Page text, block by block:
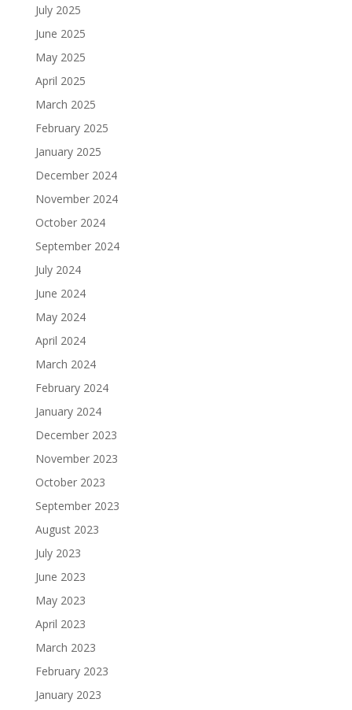
July 2025
June 2025
May 2025
April 2025
March 2025
February 2025
January 2025
December 2024
November 2024
October 2024
September 2024
July 2024
June 2024
May 2024
April 2024
March 2024
February 2024
January 2024
December 2023
November 2023
October 2023
September 2023
August 2023
July 2023
June 2023
May 2023
April 2023
March 2023
February 2023
January 2023